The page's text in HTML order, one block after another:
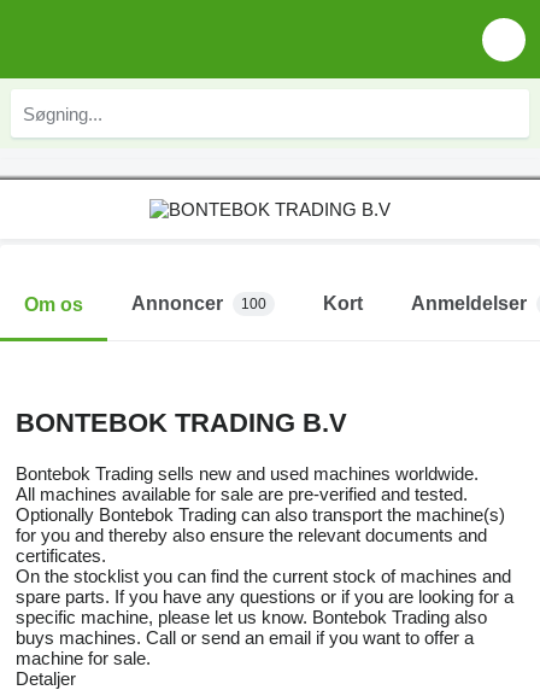
Om os Annoncer 100 Kort Anmeldelser
BONTEBOK TRADING B.V
Bontebok Trading sells new and used machines worldwide.
All machines available for sale are pre-verified and tested.
Optionally Bontebok Trading can also transport the machine(s)
for you and thereby also ensure the relevant documents and
certificates.
On the stocklist you can find the current stock of machines and
spare parts. If you have any questions or if you are looking for a
specific machine, please let us know. Bontebok Trading also
buys machines. Call or send an email if you want to offer a
machine for sale.
Detaljer